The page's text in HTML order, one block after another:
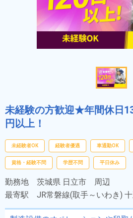
未経験の方歓迎★年間休日
円以上！
未経験者OK 経験者優遇 車通勤OK
資格・経験不問 学歴不問 平日休み
勤務地 茨城県 日立市 周辺
最寄駅 JR常磐線(取手～いわき)